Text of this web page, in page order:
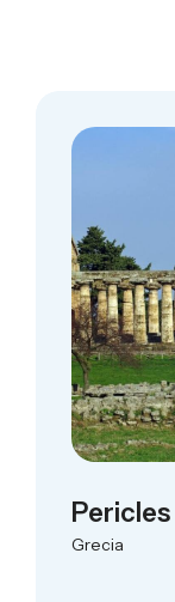
Pericles
Grecia